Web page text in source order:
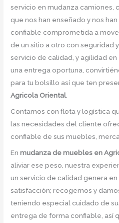
servicio en mudanza camiones,
que nos han enseñado y nos
confiable comprometida a
de un sitio a otro con seguridad
servicio de calidad, y agilidad
una entrega oportuna,
para tu bolsillo así que ten
Agricola Oriental.
Contamos con flota y logística
las necesidades del cliente
confiable de sus muebles,
Enmudanza de muebles en
aliviar ese peso, nuestra
un servicio de calidad genera
satisfacción; recogemos y
teniendo especial cuidado de
entrega de forma confiable, así